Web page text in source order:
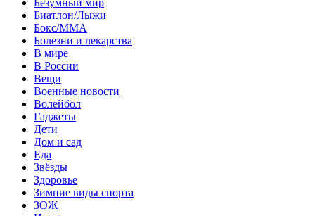
Биатлон/Лыжи
Бокс/MMA
Болезни и лекарства
В мире
В России
Вещи
Военные новости
Волейбол
Гаджеты
Дети
Дом и сад
Еда
Звёзды
Здоровье
Зимние виды спорта
ЗОЖ